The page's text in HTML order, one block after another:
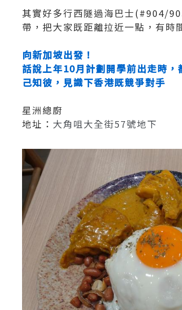
其實好多行西隧過海巴士(#904/
帶，把大家既距離拉近一點，有時
向新加坡出發！
話說上年10月計劃開學前出走時
己知彼，見識下香港既競爭對手
星洲總廚
地址： 大角咀大全街57號地下